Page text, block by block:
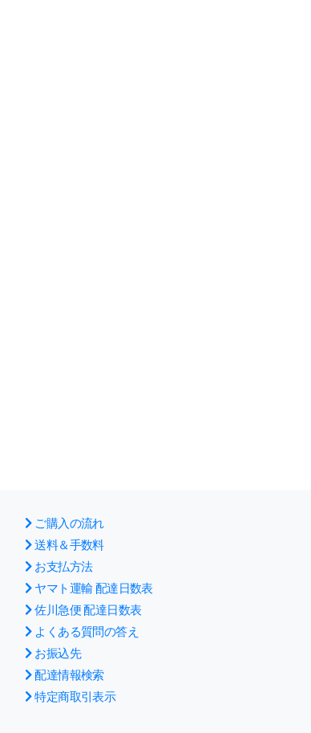
ご購入の流れ
送料＆手数料
お支払方法
ヤマト運輸 配達日数表
佐川急便 配達日数表
よくある質問の答え
お振込先
配達情報検索
特定商取引表示